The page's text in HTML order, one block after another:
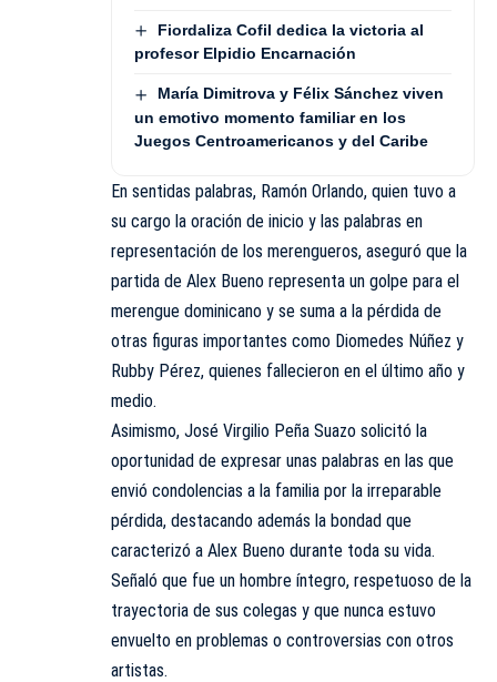
Fiordaliza Cofil dedica la victoria al
profesor Elpidio Encarnación
María Dimitrova y Félix Sánchez viven
un emotivo momento familiar en los
Juegos Centroamericanos y del Caribe
En sentidas palabras, Ramón Orlando, quien tuvo a
su cargo la oración de inicio y las palabras en
representación de los merengueros, aseguró que la
partida de Alex Bueno representa un golpe para el
merengue dominicano y se suma a la pérdida de
otras figuras importantes como Diomedes Núñez y
Rubby Pérez, quienes fallecieron en el último año y
medio.
Asimismo, José Virgilio Peña Suazo solicitó la
oportunidad de expresar unas palabras en las que
envió condolencias a la familia por la irreparable
pérdida, destacando además la bondad que
caracterizó a Alex Bueno durante toda su vida.
Señaló que fue un hombre íntegro, respetuoso de la
trayectoria de sus colegas y que nunca estuvo
envuelto en problemas o controversias con otros
artistas.